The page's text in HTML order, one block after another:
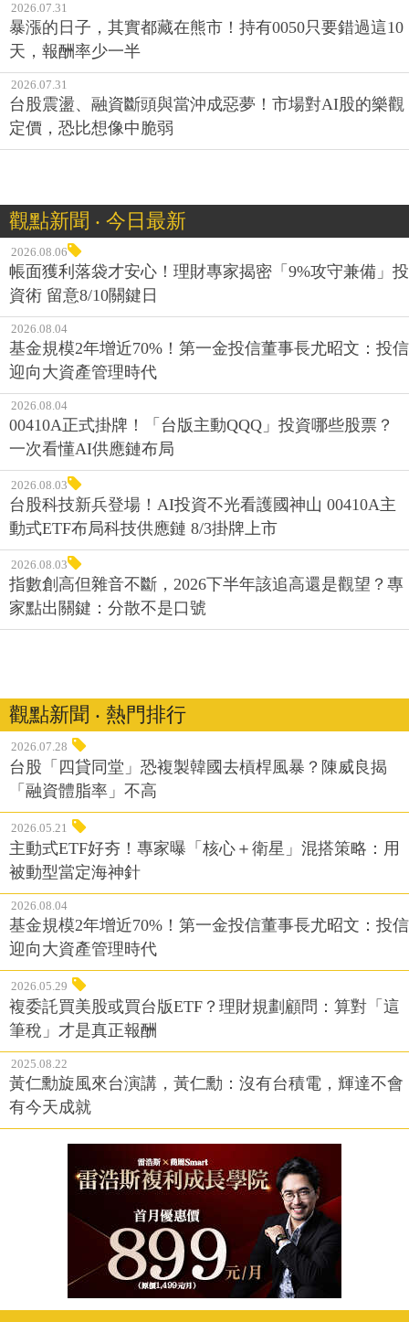
2026.07.31
暴漲的日子，其實都藏在熊市！持有0050只要錯過這10
天，報酬率少一半
2026.07.31
台股震盪、融資斷頭與當沖成惡夢！市場對AI股的樂觀
定價，恐比想像中脆弱
觀點新聞 ‧ 今日最新
2026.08.06
帳面獲利落袋才安心！理財專家揭密「9%攻守兼備」投
資術 留意8/10關鍵日
2026.08.04
基金規模2年增近70%！第一金投信董事長尤昭文：投信
迎向大資產管理時代
2026.08.04
00410A正式掛牌！「台版主動QQQ」投資哪些股票？
一次看懂AI供應鏈布局
2026.08.03
台股科技新兵登場！AI投資不光看護國神山 00410A主
動式ETF布局科技供應鏈 8/3掛牌上市
2026.08.03
指數創高但雜音不斷，2026下半年該追高還是觀望？專
家點出關鍵：分散不是口號
觀點新聞 ‧ 熱門排行
2026.07.28
台股「四貸同堂」恐複製韓國去槓桿風暴？陳威良揭
「融資體脂率」不高
2026.05.21
主動式ETF好夯！專家曝「核心＋衛星」混搭策略：用
被動型當定海神針
2026.08.04
基金規模2年增近70%！第一金投信董事長尤昭文：投信
迎向大資產管理時代
2026.05.29
複委託買美股或買台版ETF？理財規劃顧問：算對「這
筆稅」才是真正報酬
2025.08.22
黃仁勳旋風來台演講，黃仁勳：沒有台積電，輝達不會
有今天成就